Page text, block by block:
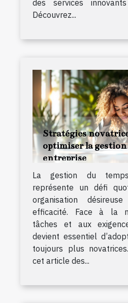
des services
Découvrez...
Stratégies
optimiser la gestion
entreprise
La gestion du
représente un défi
organisation
efficacité. Face à la
tâches et aux
devient essentiel
toujours plus
cet article des...